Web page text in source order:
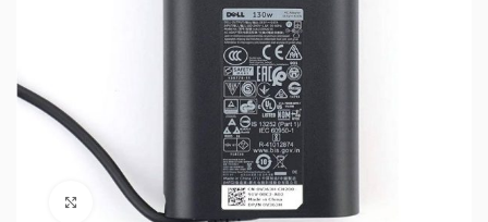
Click to enlarge